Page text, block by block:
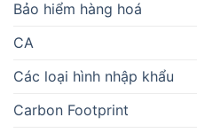
Bảo hiểm hàng hoá
CA
Các loại hình nhập khẩu
Carbon Footprint